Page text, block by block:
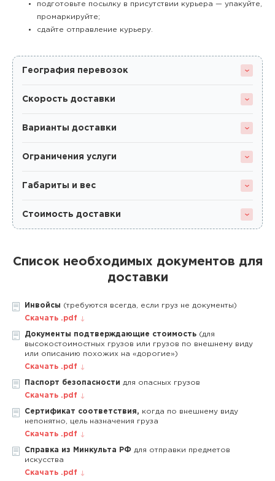
подготовьте посылку в присутствии курьера — упакуйте,
промаркируйте;
сдайте отправление курьеру.
География перевозок
Скорость доставки
Варианты доставки
Ограничения услуги
Габариты и вес
Стоимость доставки
Список необходимых документов для
доставки
Инвойсы (требуются всегда, если груз не документы)
Скачать .pdf
Документы подтверждающие стоимость (для
высокостоимостных грузов или грузов по внешнему виду
или описанию похожих на «дорогие»)
Скачать .pdf
Паспорт безопасности для опасных грузов
Скачать .pdf
Сертификат соответствия, когда по внешнему виду
непонятно, цель назначения груза
Скачать .pdf
Справка из Минкульта РФ для отправки предметов
искусства
Скачать .pdf